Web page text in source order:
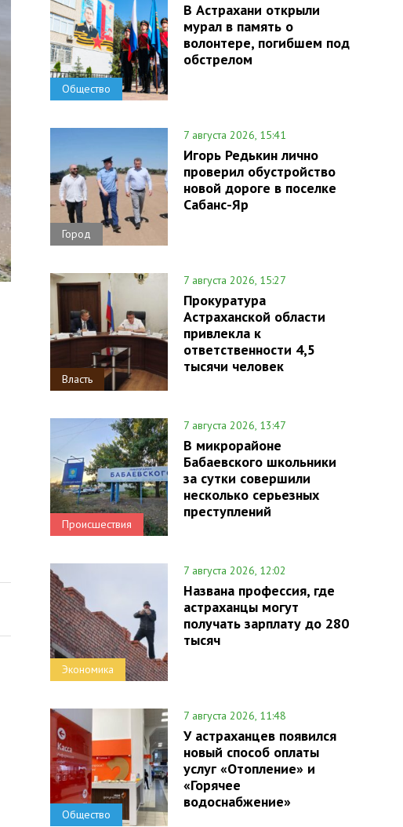
Общество
В Астрахани открыли
мурал в память о
волонтере, погибшем под
обстрелом
Город
7 августа 2026, 15:41
Игорь Редькин лично
проверил обустройство
новой дороге в поселке
Сабанс-Яр
Власть
7 августа 2026, 15:27
Прокуратура
Астраханской области
привлекла к
ответственности 4,5
тысячи человек
Происшествия
7 августа 2026, 13:47
В микрорайоне
Бабаевского школьники
за сутки совершили
несколько серьезных
преступлений
Экономика
7 августа 2026, 12:02
Названа профессия, где
астраханцы могут
получать зарплату до 280
тысяч
Общество
7 августа 2026, 11:48
У астраханцев появился
новый способ оплаты
услуг «Отопление» и
«Горячее
водоснабжение»